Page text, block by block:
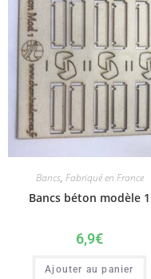
Bancs, Fabriqué en France
Bancs béton modèle 1
6,9€
Ajouter au panier